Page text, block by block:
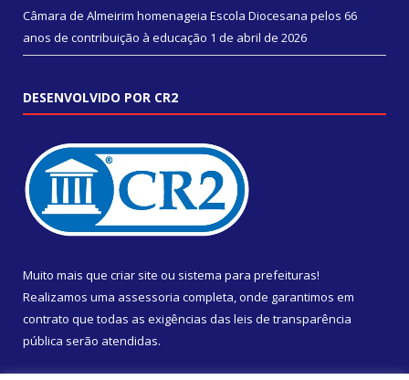
Câmara de Almeirim homenageia Escola Diocesana pelos 66
anos de contribuição à educação 1 de abril de 2026
DESENVOLVIDO POR CR2
Muito mais que criar site ou sistema para prefeituras!
Realizamos uma assessoria completa, onde garantimos em
contrato que todas as exigências das leis de transparência
pública serão atendidas.